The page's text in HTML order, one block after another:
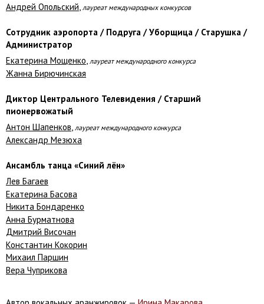
Андрей Опольский лауреат международных конкурсов
Сотрудник аэропорта / Подруга / Уборщица / Старушка /
Администратор
Екатерина Мощенко, лауреат международного конкурса
Жанна Бирючинская
Диктор Центрального Телевидения / Старший
пионервожатый
Антон Шапенков, лауреат международного конкурса
Александр Мезюха
Ансамбль танца «Синий лён»
Лев Багаев
Екатерина Басова
Никита Бондаренко
Анна Бурматнова
Дмитрий Височан
Константин Кокорин
Михаил Паршин
Вера Чуприкова